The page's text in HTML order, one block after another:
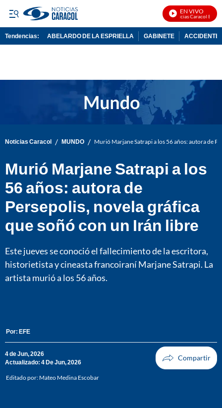
EN VIVO
Noticias Caracol En Vivo
Tendencias: ABELARDO DE LA ESPRIELLA GABINETE ACCIDENTE
Noticias Caracol / MUNDO / Murió Marjane Satrapi a los 56 años: autora de
Murió Marjane Satrapi a los
56 años: autora de
Persepolis, novela gráfica
que soñó con un Irán libre
Este jueves se conoció el fallecimiento de la escritora,
historietista y cineasta francoiraní Marjane Satrapi. La
artista murió a los 56 años.
Por: EFE
4 de Jun, 2026
Actualizado: 4 De Jun, 2026
Editado por: Mateo Medina Escobar